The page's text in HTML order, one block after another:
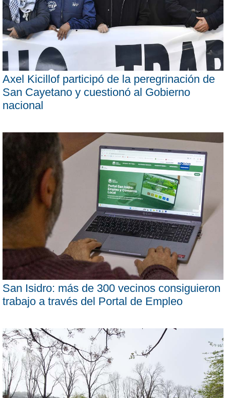
Axel Kicillof participó de la peregrinación de
San Cayetano y cuestionó al Gobierno
nacional
San Isidro: más de 300 vecinos consiguieron
trabajo a través del Portal de Empleo